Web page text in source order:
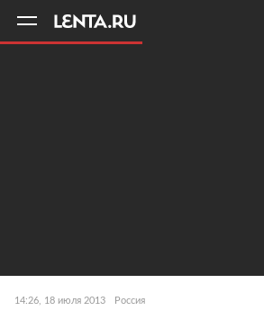
14:26, 18 июля 2013 Россия